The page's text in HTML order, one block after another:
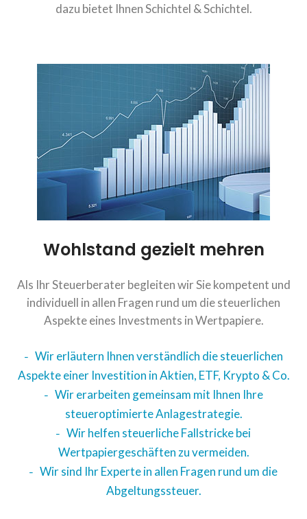
dazu bietet Ihnen Schichtel & Schichtel.
Wohlstand gezielt mehren
Als Ihr Steuerberater begleiten wir Sie kompetent und
individuell in allen Fragen rund um die steuerlichen
Aspekte eines Investments in Wertpapiere.
Wir erläutern Ihnen verständlich die steuerlichen
Aspekte einer Investition in Aktien, ETF, Krypto & Co.
Wir erarbeiten gemeinsam mit Ihnen Ihre
steueroptimierte Anlagestrategie.
Wir helfen steuerliche Fallstricke bei
Wertpapiergeschäften zu vermeiden.
Wir sind Ihr Experte in allen Fragen rund um die
Abgeltungssteuer.